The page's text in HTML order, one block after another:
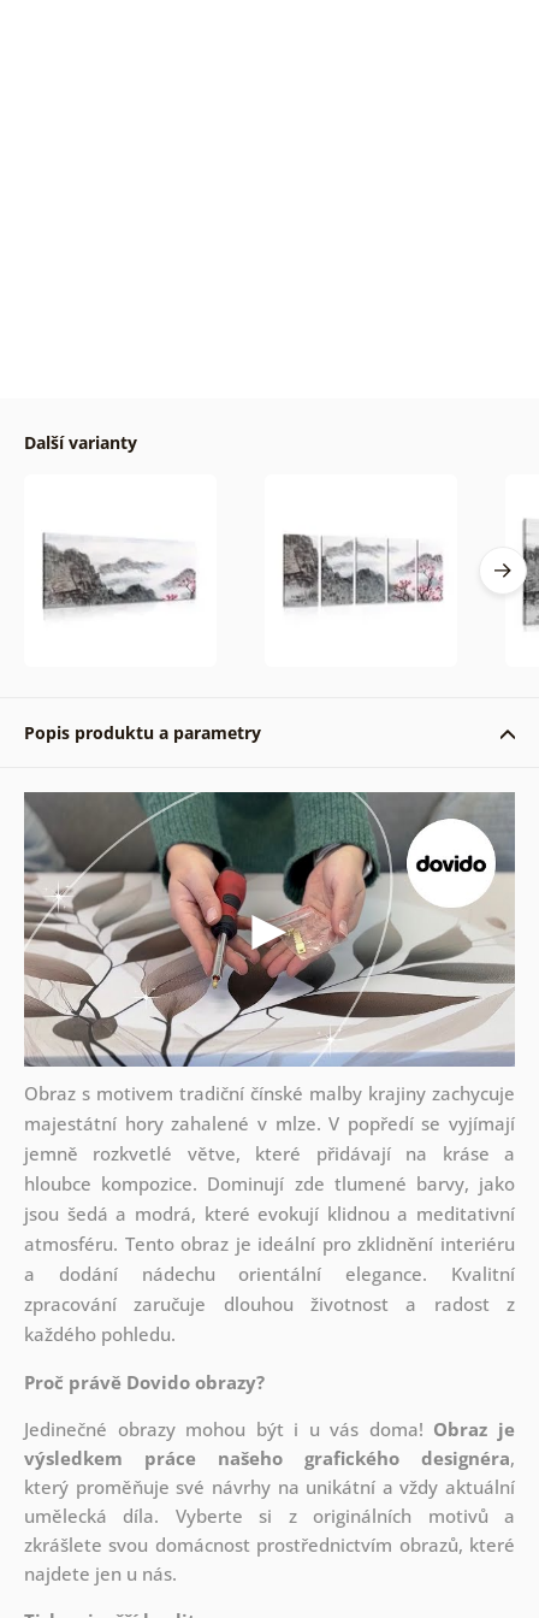
Další varianty
Popis produktu a parametry
Obraz s motivem tradiční čínské malby krajiny zachycuje
majestátní hory zahalené v mlze. V popředí se vyjímají
jemně rozkvetlé větve, které přidávají na kráse a
hloubce kompozice. Dominují zde tlumené barvy, jako
jsou šedá a modrá, které evokují klidnou a meditativní
atmosféru. Tento obraz je ideální pro zklidnění interiéru
a dodání nádechu orientální elegance. Kvalitní
zpracování zaručuje dlouhou životnost a radost z
každého pohledu.
Proč právě Dovido obrazy?
Jedinečné obrazy mohou být i u vás doma! Obraz je
výsledkem práce našeho grafického designéra,
který proměňuje své návrhy na unikátní a vždy aktuální
umělecká díla. Vyberte si z originálních motivů a
zkrášlete svou domácnost prostřednictvím obrazů, které
najdete jen u nás.